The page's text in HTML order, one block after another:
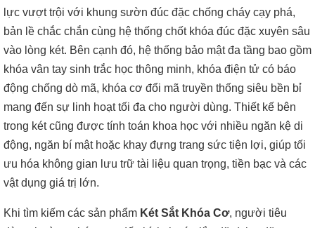
lực vượt trội với khung sườn đúc đặc chống cháy cạy phá,
bản lề chắc chắn cùng hệ thống chốt khóa đúc đặc xuyên sâu
vào lòng két. Bên cạnh đó, hệ thống bảo mật đa tầng bao gồm
khóa vân tay sinh trắc học thông minh, khóa điện tử có báo
động chống dò mã, khóa cơ đổi mã truyền thống siêu bền bỉ
mang đến sự linh hoạt tối đa cho người dùng. Thiết kế bên
trong két cũng được tính toán khoa học với nhiều ngăn kệ di
động, ngăn bí mật hoặc khay đựng trang sức tiện lợi, giúp tối
ưu hóa không gian lưu trữ tài liệu quan trọng, tiền bạc và các
vật dụng giá trị lớn.
Khi tìm kiếm các sản phẩm Két Sắt Khóa Cơ, người tiêu